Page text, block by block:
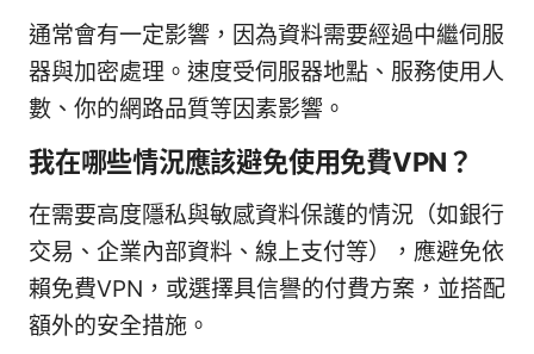
通常會有一定影響，因為資料需要經過中繼伺服
器與加密處理。速度受伺服器地點、服務使用人
數、你的網路品質等因素影響。
我在哪些情況應該避免使用免費VPN？
在需要高度隱私與敏感資料保護的情況（如銀行
交易、企業內部資料、線上支付等），應避免依
賴免費VPN，或選擇具信譽的付費方案，並搭配
額外的安全措施。